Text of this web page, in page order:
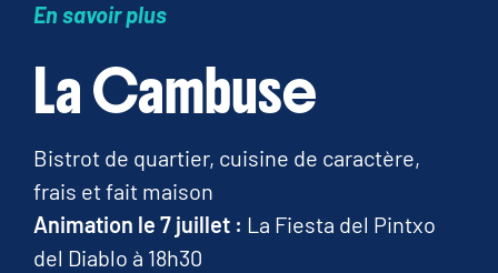
En savoir plus
La Cambuse
Bistrot de quartier, cuisine de caractère,
frais et fait maison
Animation le 7 juillet : La Fiesta del Pintxo
del Diablo à 18h30